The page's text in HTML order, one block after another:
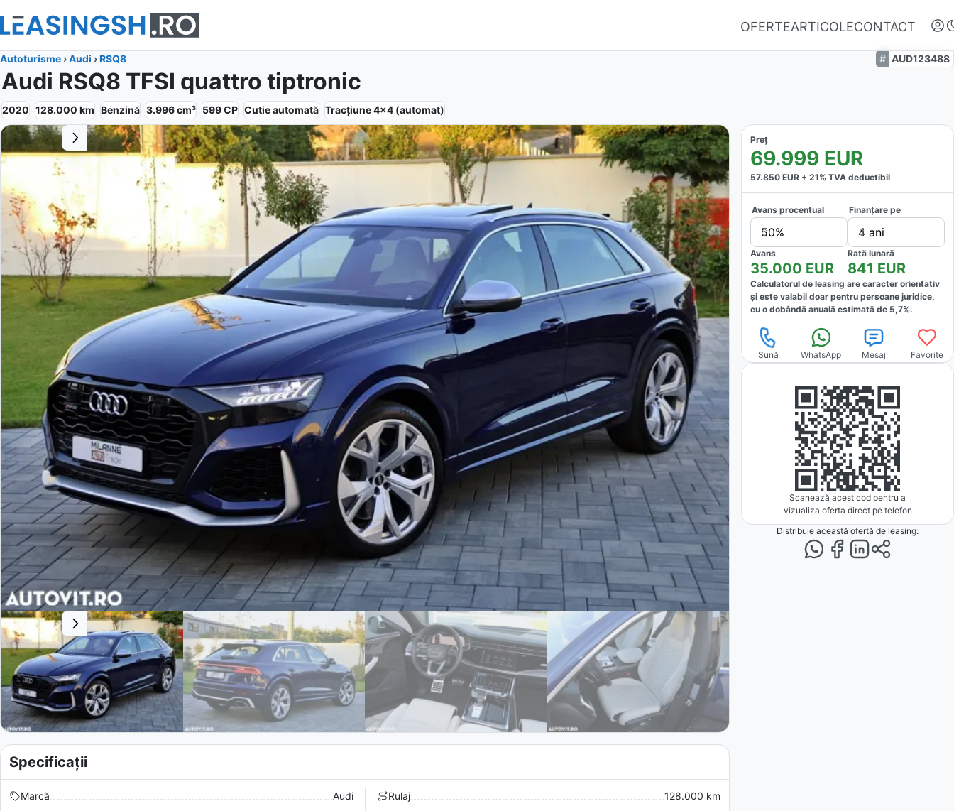
OFERTEARTICOLECONTACT
Autentifică-te
Nu ai oferte favorite
Autoturisme ›Audi ›RSQ8 AUD123488
Audi RSQ8 TFSI quattro tiptronic
2020 128.000 km Benzină 3.996cm³ 599CP Cutieautomată Tracțiune4x4 (automat)
Preț
69.999 EUR
57.850 EUR + 21% TVA deductibil
Avans procentual
50%
Finanțare pe
4 ani
Avans
35.000 EUR
Rată lunară
841 EUR
Calculatorul de leasing are caracter orientativ
și este valabil doar pentru persoane juridice,
cu o dobândă anuală estimată de 5,7%.
Sună WhatsApp Mesaj Favorite
Scanează acest cod pentru a
vizualiza oferta direct pe telefon
Distribuie această ofertă de leasing:
Specificații
Marcă
Audi
Rulaj
128.000 km